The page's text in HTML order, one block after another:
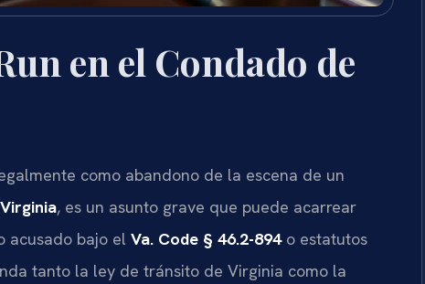
en el Condado de
como abandono de la escena de un
, es un asunto grave que puede acarrear
acusado bajo el Va. Code § 46.2-894o estatutos
tanto la ley de tránsito de Virginia como la